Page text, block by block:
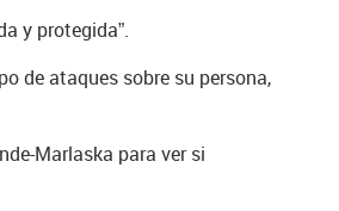
y protegida”.
de ataques sobre su persona,
Marlaska para ver si